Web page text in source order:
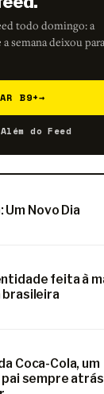
todo domingo: a
semana deixou para
B9+→
do Feed
Um Novo Dia
feita à
brasileira
Coca-Cola, um
sempre